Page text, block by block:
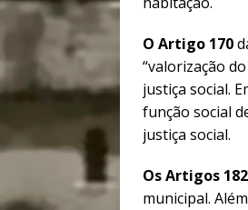
O Artigo 170
“valorização
justiça social.
função social
justiça social.
Os Artigos
municipal.